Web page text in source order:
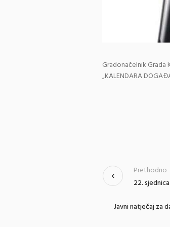
Gradonačelnik Grada
„KALENDARA
22.
Prethodno
Javni natječaj za